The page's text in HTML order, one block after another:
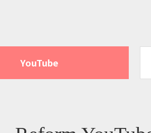
YouTube